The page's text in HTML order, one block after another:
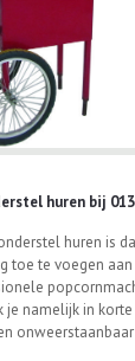
huren bij
huren is
toe te voegen
je namelijk in